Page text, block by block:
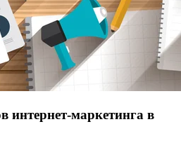
интернет-маркетинга в